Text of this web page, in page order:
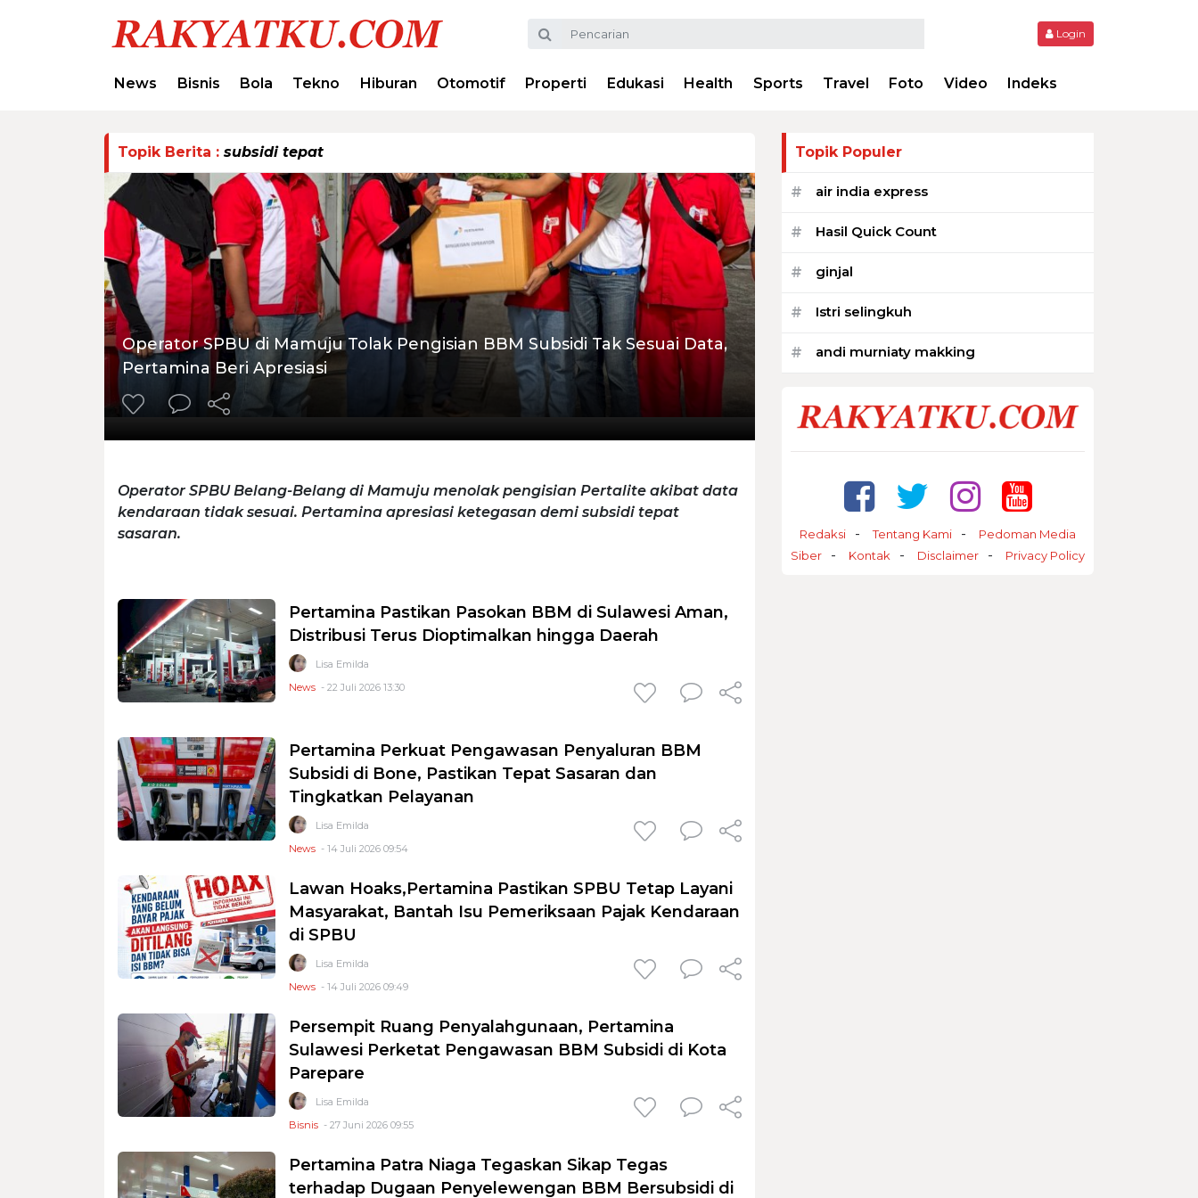
Login
News Bisnis Bola Tekno Hiburan Otomotif Properti Edukasi Health Sports Travel Foto Video Indeks
Topik Berita : subsidi tepat
Operator SPBU di Mamuju Tolak Pengisian BBM Subsidi Tak Sesuai Data,
Pertamina Beri Apresiasi
Operator SPBU Belang-Belang di Mamuju menolak pengisian Pertalite akibat data
kendaraan tidak sesuai. Pertamina apresiasi ketegasan demi subsidi tepat
sasaran.
Pertamina Pastikan Pasokan BBM di Sulawesi Aman,
Distribusi Terus Dioptimalkan hingga Daerah
Lisa Emilda
News - 22 Juli 2026 13:30
Pertamina Perkuat Pengawasan Penyaluran BBM
Subsidi di Bone, Pastikan Tepat Sasaran dan
Tingkatkan Pelayanan
Lisa Emilda
News - 14 Juli 2026 09:54
Lawan Hoaks,Pertamina Pastikan SPBU Tetap Layani
Masyarakat, Bantah Isu Pemeriksaan Pajak Kendaraan
di SPBU
Lisa Emilda
News - 14 Juli 2026 09:49
Persempit Ruang Penyalahgunaan, Pertamina
Sulawesi Perketat Pengawasan BBM Subsidi di Kota
Parepare
Lisa Emilda
Bisnis - 27 Juni 2026 09:55
Pertamina Patra Niaga Tegaskan Sikap Tegas
terhadap Dugaan Penyelewengan BBM Bersubsidi di
Topik Populer
# air india express
# Hasil Quick Count
# ginjal
# Istri selingkuh
# andi murniaty makking
Redaksi Tentang Kami
Pedoman Media
Siber
Kontak Disclaimer Privacy Policy